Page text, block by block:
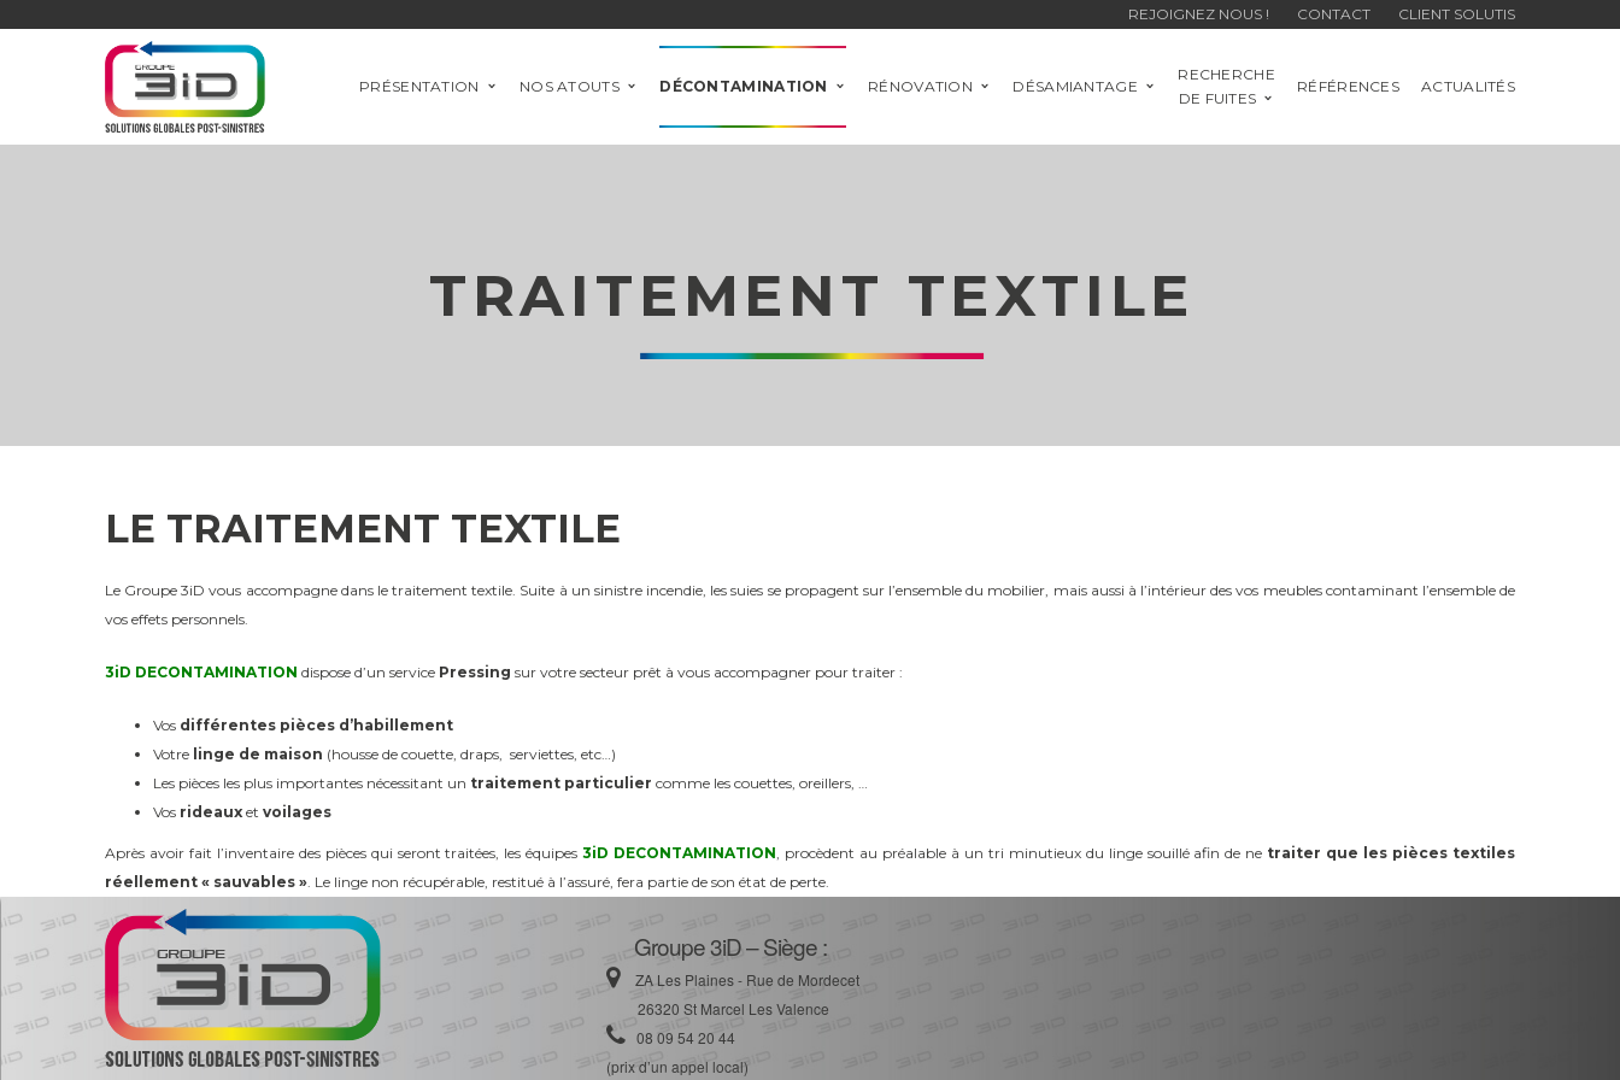
REJOIGNEZ NOUS ! CONTACT CLIENT SOLUTIS
PRÉSENTATION NOS ATOUTS DÉCONTAMINATION RÉNOVATION DÉSAMIANTAGE
RECHERCHE
DE FUITES
RÉFÉRENCES ACTUALITÉS
TRAITEMENT TEXTILE
LE TRAITEMENT TEXTILE
Le Groupe 3iD vous accompagne dans le traitement textile. Suite à un sinistre incendie, les suies se propagent sur l’ensemble du mobilier, mais aussi à l’intérieur des vos meubles contaminant l’ensemble de
vos effets personnels.
3iD DECONTAMINATION dispose d’un service Pressing sur votre secteur prêt à vous accompagner pour traiter :
Vos différentes pièces d’habillement
Votre linge de maison (housse de couette, draps, serviettes, etc…)
Les pièces les plus importantes nécessitant un traitement particulier comme les couettes, oreillers, …
Vos rideaux et voilages
Après avoir fait l’inventaire des pièces qui seront traitées, les équipes3iD DECONTAMINATION, procèdent au préalable à un tri minutieux du linge souillé afin de ne traiter que les pièces textiles
réellement « sauvables ». Le linge non récupérable, restitué à l’assuré, fera partie de son état de perte.
Groupe 3iD – Siège :
ZA Les Plaines - Rue de Mordecet
26320 St Marcel Les Valence
08 09 54 20 44
(prix d’un appel local)